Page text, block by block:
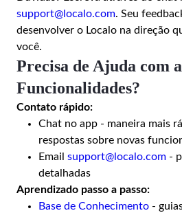
support@localo.com. Seu
desenvolver o Localo na direção
você.
Precisa de Ajuda com
Funcionalidades?
Contato rápido:
Chat no app - maneira mais
respostas sobre novas
Email support@localo.com -
detalhadas
Aprendizado passo a passo:
Base de Conhecimento -